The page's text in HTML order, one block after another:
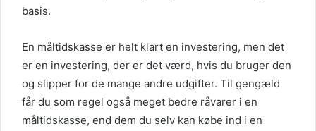
basis.
En måltidskasse er helt klart en investering, men det
er en investering, der er det værd, hvis du bruger den
og slipper for de mange andre udgifter. Til gengæld
får du som regel også meget bedre råvarer i en
måltidskasse, end dem du selv kan købe ind i en